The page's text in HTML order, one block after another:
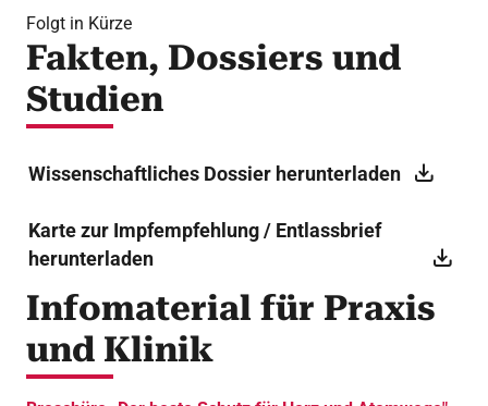
Folgt in Kürze
Fakten, Dossiers und
Studien
Wissenschaftliches Dossier herunterladen
Karte zur Impfempfehlung / Entlassbrief
herunterladen
Infomaterial für Praxis
und Klinik